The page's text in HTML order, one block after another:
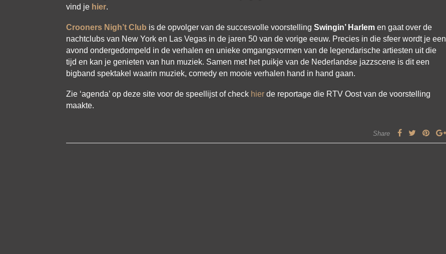
vind je hier.
Crooners Nigh’t Club is de opvolger van de succesvolle voorstelling Swingin’ Harlem en gaat over de
nachtclubs van New York en Las Vegas in de jaren 50 van de vorige eeuw. Precies in die sfeer wordt je een
avond ondergedompeld in de verhalen en unieke omgangsvormen van de legendarische artiesten uit die
tijd en kan je genieten van hun muziek. Samen met het puikje van de Nederlandse jazzscene is dit een
bigband spektakel waarin muziek, comedy en mooie verhalen hand in hand gaan.
Zie ‘agenda’ op deze site voor de speellijst of check hier de reportage die RTV Oost van de voorstelling
maakte.
Share